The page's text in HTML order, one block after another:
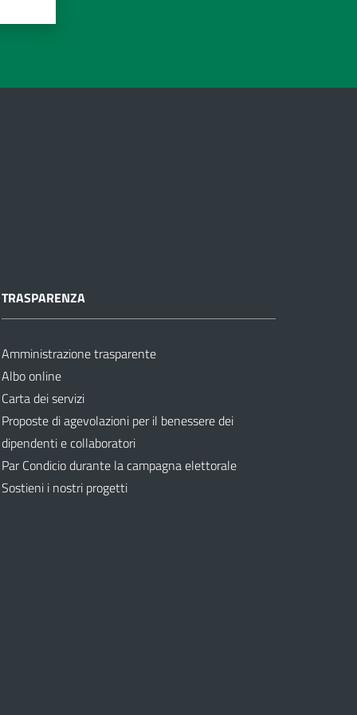
TRASPARENZA
Amministrazione trasparente
Albo online
Carta dei servizi
Proposte di agevolazioni per il benessere dei
dipendenti e collaboratori
Par Condicio durante la campagna elettorale
Sostieni i nostri progetti